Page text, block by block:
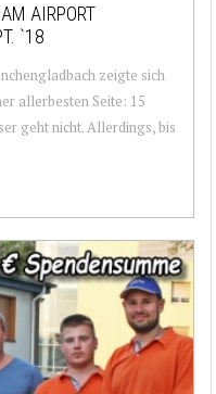
AIRPORT
`18
zeigte sich
allerbesten Seite: 15
geht nicht. Allerdings, bis